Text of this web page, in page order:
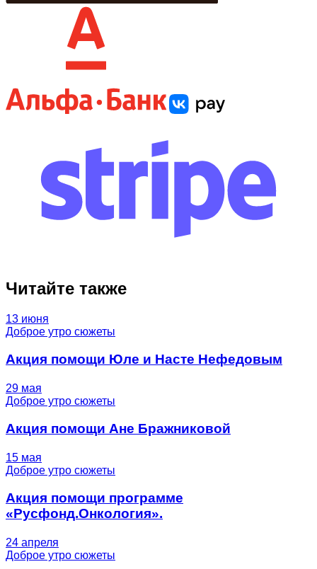
Читайте также
13 июня
Доброе утро сюжеты
Акция помощи Юле и Насте Нефедовым
29 мая
Доброе утро сюжеты
Акция помощи Ане Бражниковой
15 мая
Доброе утро сюжеты
Акция помощи программе
«Русфонд.Онкология».
24 апреля
Доброе утро сюжеты